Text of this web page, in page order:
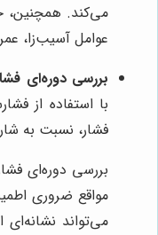
می‌کند. همچنین،
عوامل آسیب‌زا،
بررسی دوره‌ای
با استفاده از
فشار، نسبت به
بررسی دوره‌ای
مواقع ضروری
می‌تواند